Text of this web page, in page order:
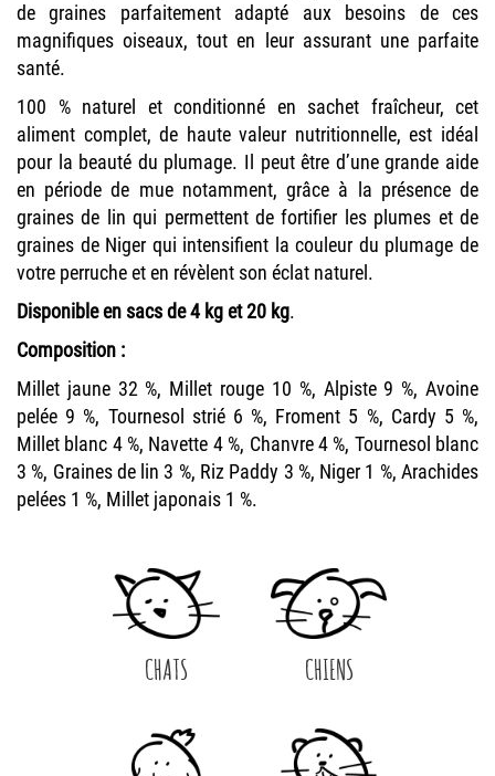
de graines parfaitement adapté aux besoins de ces
magnifiques oiseaux, tout en leur assurant une parfaite
santé.
100 % naturel et conditionné en sachet fraîcheur, cet
aliment complet, de haute valeur nutritionnelle, est idéal
pour la beauté du plumage. Il peut être d’une grande aide
en période de mue notamment, grâce à la présence de
graines de lin qui permettent de fortifier les plumes et de
graines de Niger qui intensifient la couleur du plumage de
votre perruche et en révèlent son éclat naturel.
Disponible en sacs de 4 kg et 20 kg.
Composition :
Millet jaune 32 %, Millet rouge 10 %, Alpiste 9 %, Avoine
pelée 9 %, Tournesol strié 6 %, Froment 5 %, Cardy 5 %,
Millet blanc 4 %, Navette 4 %, Chanvre 4 %, Tournesol blanc
3 %, Graines de lin 3 %, Riz Paddy 3 %, Niger 1 %, Arachides
pelées 1 %, Millet japonais 1 %.
CHATS CHIENS